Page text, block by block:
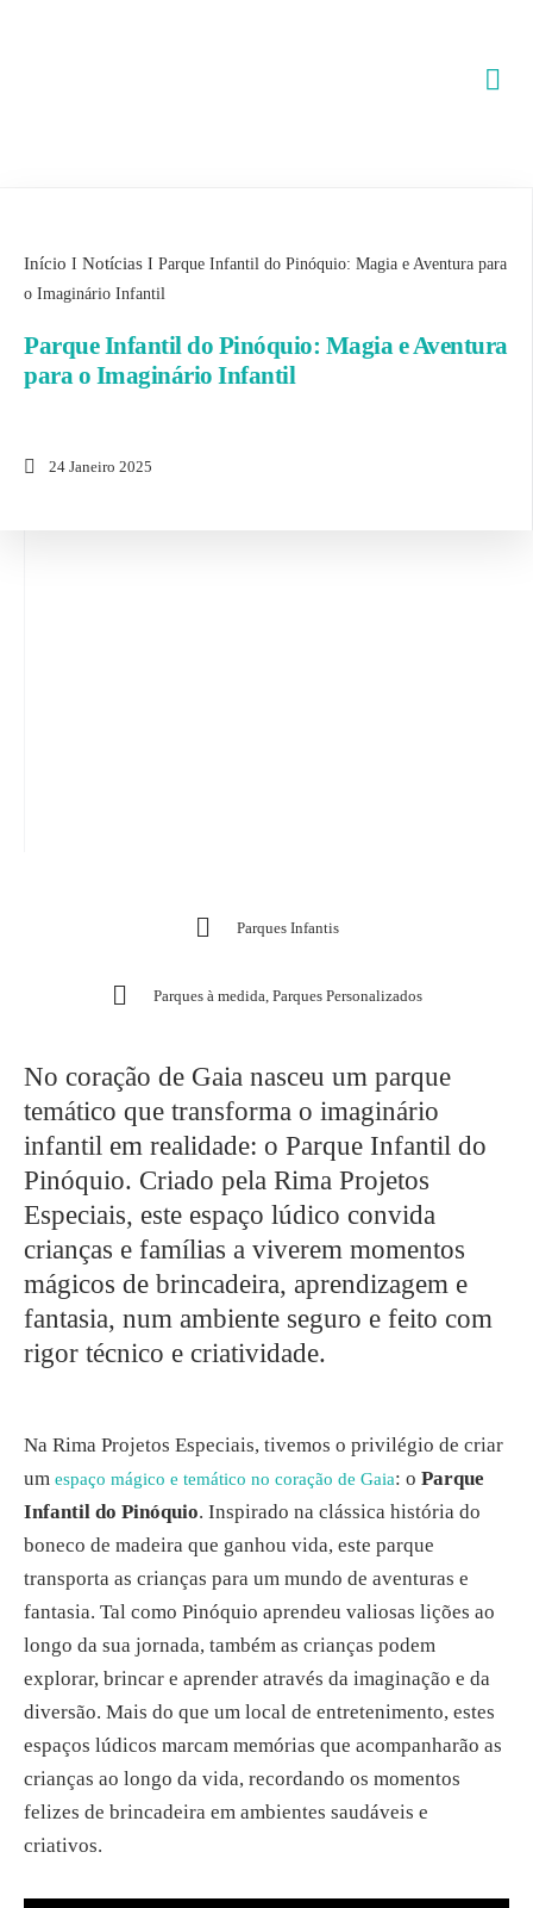
Início I Notícias I Parque Infantil do Pinóquio: Magia e Aventura para
o Imaginário Infantil
Parque Infantil do Pinóquio: Magia e Aventura
para o Imaginário Infantil
24 Janeiro 2025
Parques Infantis
Parques à medida, Parques Personalizados
No coração de Gaia nasceu um parque
temático que transforma o imaginário
infantil em realidade: o Parque Infantil do
Pinóquio. Criado pela Rima Projetos
Especiais, este espaço lúdico convida
crianças e famílias a viverem momentos
mágicos de brincadeira, aprendizagem e
fantasia, num ambiente seguro e feito com
rigor técnico e criatividade.
Na Rima Projetos Especiais, tivemos o privilégio de criar
um espaço mágico e temático no coração de Gaia: o Parque
Infantil do Pinóquio. Inspirado na clássica história do
boneco de madeira que ganhou vida, este parque
transporta as crianças para um mundo de aventuras e
fantasia. Tal como Pinóquio aprendeu valiosas lições ao
longo da sua jornada, também as crianças podem
explorar, brincar e aprender através da imaginação e da
diversão. Mais do que um local de entretenimento, estes
espaços lúdicos marcam memórias que acompanharão as
crianças ao longo da vida, recordando os momentos
felizes de brincadeira em ambientes saudáveis e
criativos.